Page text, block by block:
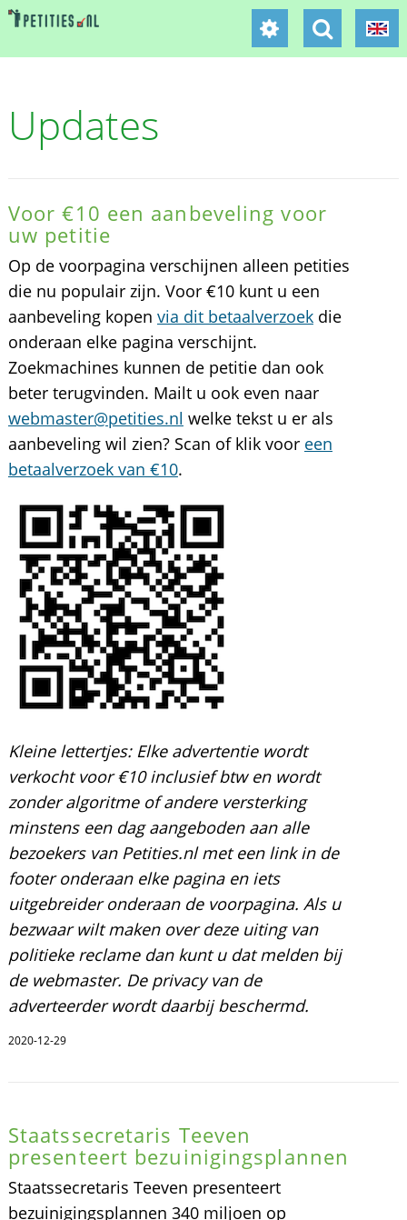
Updates
Voor €10 een aanbeveling voor
uw petitie
Op de voorpagina verschijnen alleen petities
die nu populair zijn. Voor €10 kunt u een
aanbeveling kopen via dit betaalverzoekdie
onderaan elke pagina verschijnt.
Zoekmachines kunnen de petitie dan ook
beter terugvinden. Mailt u ook even naar
webmaster@petities.nl welke tekst u er als
aanbeveling wil zien? Scan of klik voor een
betaalverzoek van €10.
Kleine lettertjes: Elke advertentie wordt
verkocht voor €10 inclusief btw en wordt
zonder algoritme of andere versterking
minstens een dag aangeboden aan alle
bezoekers van Petities.nl met een link in de
footer onderaan elke pagina en iets
uitgebreider onderaan de voorpagina. Als u
bezwaar wilt maken over deze uiting van
politieke reclame dan kunt u dat melden bij
de webmaster. De privacy van de
adverteerder wordt daarbij beschermd.
2020-12-29
Staatssecretaris Teeven
presenteert bezuinigingsplannen
Staatssecretaris Teeven presenteert
bezuinigingsplannen 340 miljoen op